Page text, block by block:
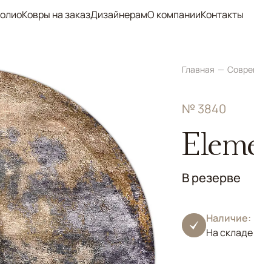
Ковры на заказДизайнерамО компанииКонтакты
Главная
№ 3840
В резерве
Наличие:
На